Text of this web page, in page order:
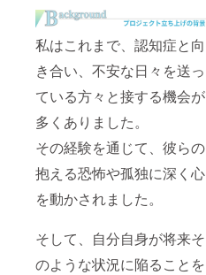
私はこれまで、認知症と向
き合い、不安な日々を送っ
ている方々と接する機会が
多くありました。
その経験を通じて、彼らの
抱える恐怖や孤独に深く心
を動かされました。
そして、自分自身が将来そ
のような状況に陥ることを